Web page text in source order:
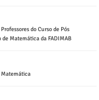
do Curso de Pós
Matemática da FADIMAB
Matemática